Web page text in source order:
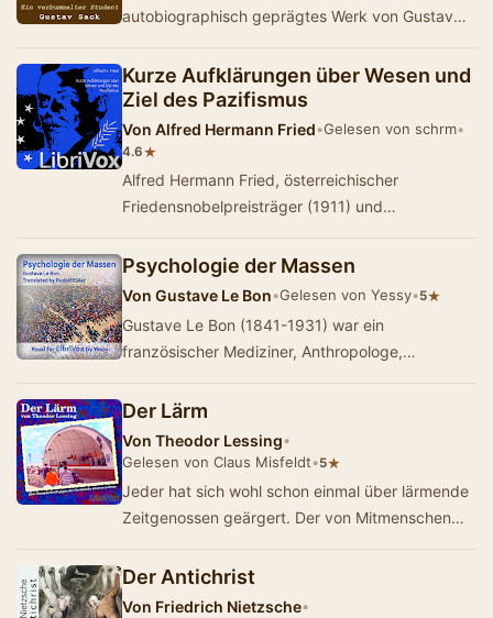
autobiographisch geprägtes Werk von Gustav
vergessenen,…
Kurze Aufklärungen über Wesen und
Ziel des Pazifismus
Von Alfred Hermann Fried•Gelesen von schrm•
4.6★
Alfred Hermann Fried, österreichischer
Friedensnobelpreisträger (1911) und
(Friedensnobelpreis…
Psychologie der Massen
Von Gustave Le Bon•Gelesen von Yessy•5★
Gustave Le Bon (1841-1931) war ein
französischer Mediziner, Anthropologe,
einer der Beg…
Der Lärm
Von Theodor Lessing•
Gelesen von Claus Misfeldt•5★
Jeder hat sich wohl schon einmal über lärmende
Zeitgenossen geärgert. Der von Mitmenschen
Der Antichrist
Von Friedrich Nietzsche•